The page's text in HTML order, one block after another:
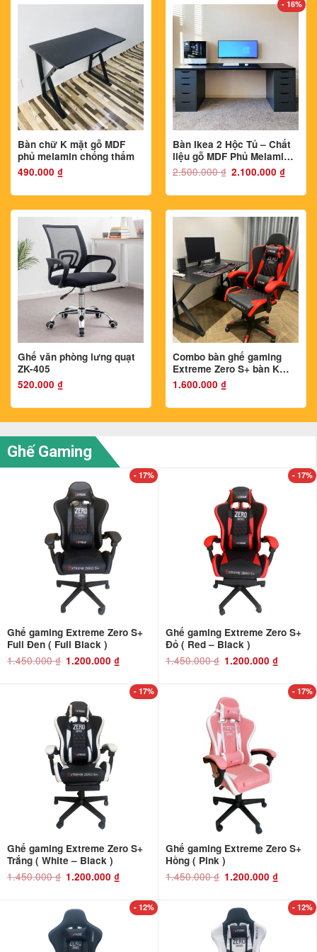
Bàn chữ K mặt gỗ MDF
phủ melamin chống thấm
490.000 ₫
- 16%
Bàn Ikea 2 Hộc Tủ – Chất
liệu gỗ MDF Phủ Melamin
Chống Thấm và Chống
Xước
2.500.000₫ Giá
gốc
2.500.000 ₫.
2.100.000 ₫Giá
hiện
là:
Ghế văn phòng lưng quạt
ZK-405
520.000 ₫
Combo bàn ghế gaming
Extreme Zero S+ bàn K
mặt gỗ MDF
1.600.000 ₫
Ghế Gaming
- 17%
Ghế gaming Extreme Zero S+
Full Đen ( Full Black )
1.450.000₫ Giá
gốc
1.200.000₫Giá
hiện
1.200.000 ₫.
- 17%
Ghế gaming Extreme Zero S+
Đỏ ( Red – Black )
1.450.000₫ Giá
gốc
1.200.000₫Giá
hiện
1.200.000
- 17%
Ghế gaming Extreme Zero S+
Trắng ( White – Black )
1.450.000₫ Giá
gốc
1.200.000₫Giá
hiện
1.200.000 ₫.
- 17%
Ghế gaming Extreme Zero S+
Hồng ( Pink )
1.450.000₫ Giá
gốc
1.200.000₫Giá
hiện
1.200.000
- 12% - 12%